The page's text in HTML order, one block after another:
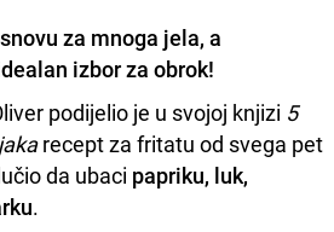
za mnoga jela, a
izbor za obrok!
podijelio je u svojoj knjizi 5
recept za fritatu od svega pet
da ubaci papriku, luk,
.